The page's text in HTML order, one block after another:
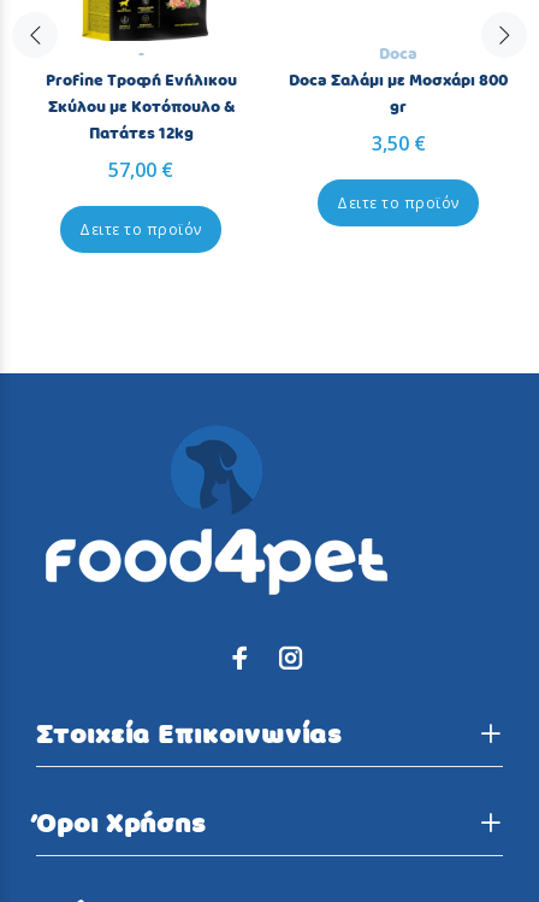
-
Profine Τροφή Ενήλικου
Σκύλου με Κοτόπουλο &
Πατάτες 12kg
57,00 €
Δειτε το προϊόν
Doca
Doca Σαλάμι με Μοσχάρι 800
gr
3,50 €
Δειτε το προϊόν
Στοιχεία Επικοινωνίας
Όροι Χρήσης